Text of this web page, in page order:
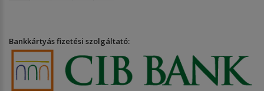
Bankkártyás fizetési szolgáltató: